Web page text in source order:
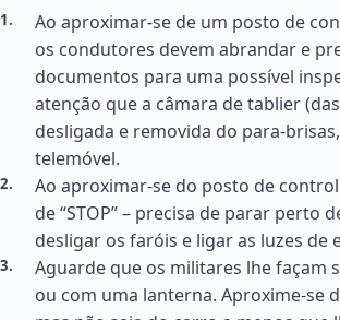
Ao aproximar-se de um posto de
os condutores devem abrandar e
documentos para uma possível
atenção que a câmara de tablier
desligada e removida do para-
telemóvel.
Ao aproximar-se do posto de
de “STOP” – precisa de parar perto
desligar os faróis e ligar as luzes de
Aguarde que os militares lhe façam
ou com uma lanterna. Aproxime-se